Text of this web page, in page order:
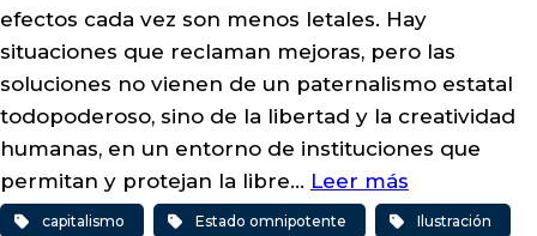
efectos cada vez son menos letales. Hay
situaciones que reclaman mejoras, pero las
soluciones no vienen de un paternalismo estatal
todopoderoso, sino de la libertad y la creatividad
humanas, en un entorno de instituciones que
permitan y protejan la libre… Leer más
capitalismo Estado omnipotente Ilustración